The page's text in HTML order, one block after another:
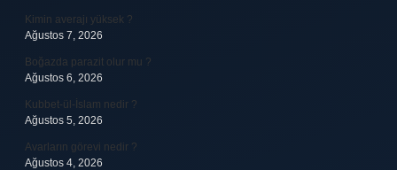
Kimin averajı yüksek ?
Ağustos 7, 2026
Boğazda parazit olur mu ?
Ağustos 6, 2026
Kubbet-ül-İslam nedir ?
Ağustos 5, 2026
Avarların görevi nedir ?
Ağustos 4, 2026